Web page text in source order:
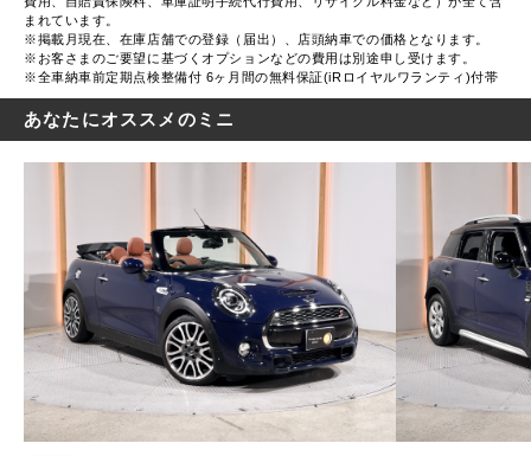
まれています。
※掲載月現在、在庫店舗での登録（届出）、店頭納車での価格となります。
※お客さまのご要望に基づくオプションなどの費用は別途申し受けます。
※全車納車前定期点検整備付 6ヶ月間の無料保証(iRロイヤルワランティ)付帯
あなたにオススメのミニ